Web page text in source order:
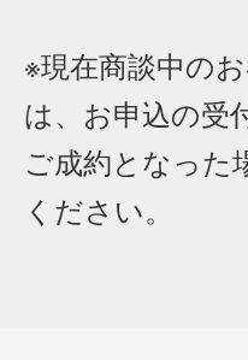
※現在商談中の
は、お申込の受
ご成約となった
ください。